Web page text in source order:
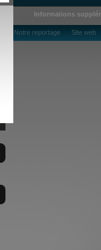
Informations
Notre reportage Site web